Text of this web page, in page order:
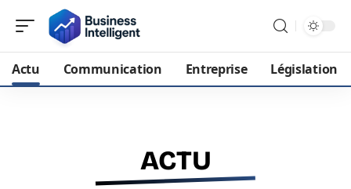
Actu Communication Entreprise Législation
ACTU